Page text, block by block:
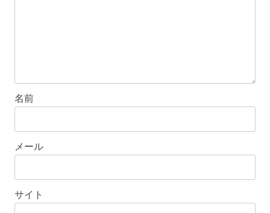
名前
メール
サイト